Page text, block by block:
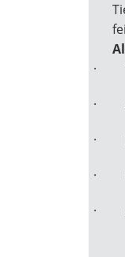
·
·
·
·
·